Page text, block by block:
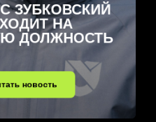
ЗАВЕРШАЕМ
ПЕРВЫЙ КРУГ
НИЧЬЕЙ
Читать новость